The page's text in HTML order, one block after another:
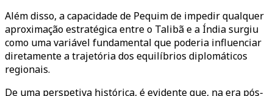
Além disso, a capacidade de Pequim de impedir qualquer
aproximação estratégica entre o Talibã e a Índia surgiu
como uma variável fundamental que poderia influenciar
diretamente a trajetória dos equilíbrios diplomáticos
regionais.
De uma perspetiva histórica, é evidente que, na era pós-